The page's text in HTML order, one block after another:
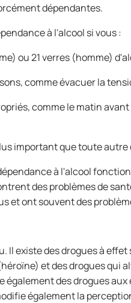
dépendantes.
à l'alcool si vous :
ou 21 verres (homme)
comme évacuer la
comme le matin
important que toute autre
à l'alcool
des problèmes de
et ont souvent des
Il existe des drogues à
et des drogues qui
également des drogues
également la